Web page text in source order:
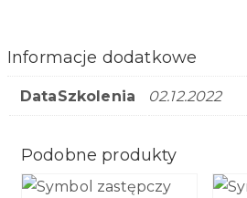
Informacje dodatkowe
DataSzkolenia 02.12.2022
Podobne produkty